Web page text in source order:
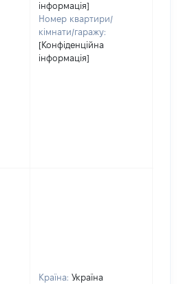
інформація]
Номер квартири/
кімнати/гаражу:
[Конфіденційна
інформація]
Країна: Україна